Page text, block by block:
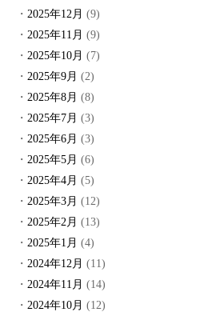
2025年12月 (9)
2025年11月 (9)
2025年10月 (7)
2025年9月 (2)
2025年8月 (8)
2025年7月 (3)
2025年6月 (3)
2025年5月 (6)
2025年4月 (5)
2025年3月 (12)
2025年2月 (13)
2025年1月 (4)
2024年12月 (11)
2024年11月 (14)
2024年10月 (12)